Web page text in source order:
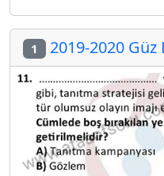
1 2019-2020 Güz